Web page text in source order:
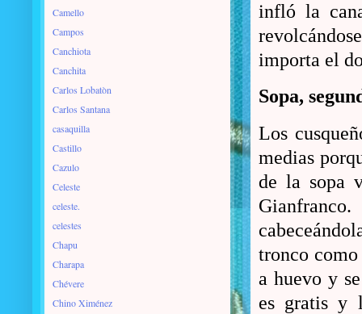
infló la
importa el
Sopa,
Los
medias
de la sopa
tronco
a huevo y
es gratis y
Camello
Campos
Canchiota
Canchita
Carlos Lobatòn
Carlos Santana
casaquilla
Castillo
Cazulo
Celeste
celeste.
celestes
Chapu
Charapa
Chévere
Chino Ximénez